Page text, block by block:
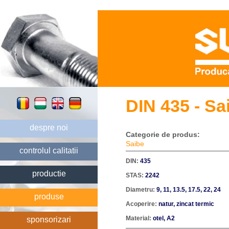
despre noi
controlul calitatii
productie
produse
sponsorizari
DIN 435 -
Categorie de produs:
Saibe
DIN: 435
STAS: 2242
Diametru: 9, 11, 13.5, 17.5, 22, 24
Acoperire: natur, zincat termic
Material: otel, A2